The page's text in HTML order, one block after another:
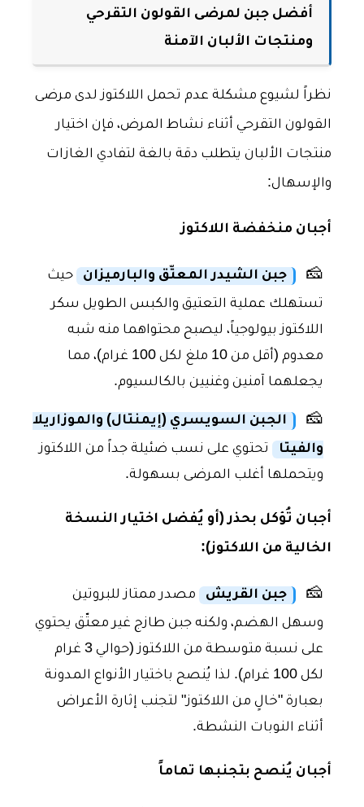
أفضل جبن لمرضى القولون التقرحي
ومنتجات الألبان الآمنة
نظراً لشيوع مشكلة عدم تحمل اللاكتوز لدى مرضى
القولون التقرحي أثناء نشاط المرض، فإن اختيار
منتجات الألبان يتطلب دقة بالغة لتفادي الغازات
والإسهال:
أجبان منخفضة اللاكتوز
🧀 جبن الشيدر المعتّق والبارميزان
حيث
تستهلك عملية التعتيق والكبس الطويل سكر
اللاكتوز بيولوجياً، ليصبح محتواهما منه شبه
معدوم (أقل من 10 ملغ لكل 100 غرام)، مما
يجعلهما آمنين وغنيين بالكالسيوم.
🧀
الجبن السويسري (إيمنتال) والموزاريلا
والفيتا
تحتوي على نسب ضئيلة جداً من اللاكتوز
ويتحملها أغلب المرضى بسهولة.
أجبان تُؤكل بحذر (أو يُفضل اختيار النسخة
الخالية من اللاكتوز):
🧀 جبن القريش
مصدر ممتاز للبروتين
وسهل الهضم، ولكنه جبن طازج غير معتّق يحتوي
على نسبة متوسطة من اللاكتوز (حوالي 3 غرام
لكل 100 غرام). لذا يُنصح باختيار الأنواع المدونة
بعبارة "خالٍ من اللاكتوز" لتجنب إثارة الأعراض
أثناء النوبات النشطة.
أجبان يُنصح بتجنبها تماماً